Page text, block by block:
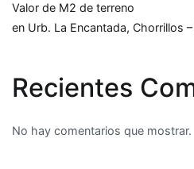
Valor de M2 de terreno
en Urb. La Encantada, Chorrillos
Recientes
No hay comentarios que mostrar.